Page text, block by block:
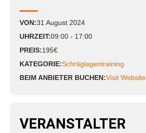
VON:31 August 2024
UHRZEIT:09:00 - 17:00
PREIS:195€
KATEGORIE:Schräglagentraining
BEIM ANBIETER BUCHEN:Visit Website
VERANSTALTER